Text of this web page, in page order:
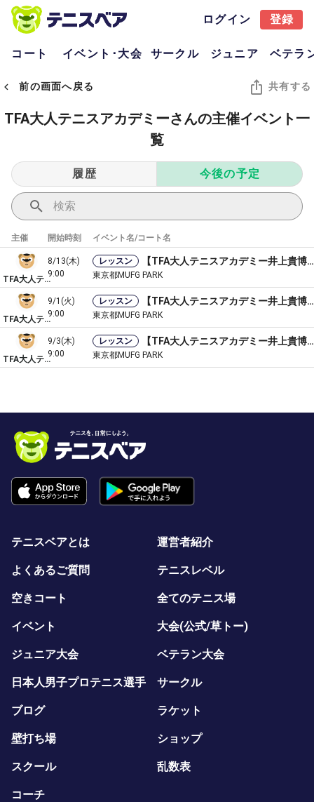
ログイン 登録
コート イベント･大会 サークル ジュニア ベテラ
前の画面へ戻る 共有する
TFA大人テニスアカデミーさんの主催イベント一
覧
履歴 今後の予定
主催 開始時刻 イベント名/コート名
TFA大人テニスアカデミー
8/13(木)
9:00
レッスン 【TFA大人テニスアカデミー井上貴博プロ】基礎＆ラリー3時間レッスン
東京都MUFG PARK
TFA大人テニスアカデミー
9/1(火)
9:00
レッスン 【TFA大人テニスアカデミー井上貴博プロ＆菅尾祐助コーチ】基礎＆ラリー3時間レッスン
東京都MUFG PARK
TFA大人テニスアカデミー
9/3(木)
9:00
レッスン 【TFA大人テニスアカデミー井上貴博プロ＆菅尾祐助コーチ】基礎＆ラリー3時間レッスン
東京都MUFG PARK
テニスベアとは 運営者紹介
よくあるご質問 テニスレベル
空きコート 全てのテニス場
イベント 大会(公式/草トー)
ジュニア大会 ベテラン大会
日本人男子プロテニス選手 サークル
ブログ ラケット
壁打ち場 ショップ
スクール 乱数表
コーチ